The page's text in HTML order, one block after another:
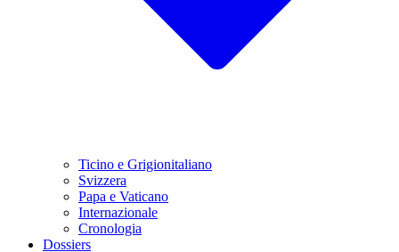
Ticino e Grigionitaliano
Svizzera
Papa e Vaticano
Internazionale
Cronologia
Dossiers